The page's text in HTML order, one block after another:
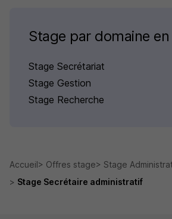
Stage par domaine
Stage Secrétariat
Stage Gestion
Stage Recherche
Accueil Offres stage
Stage
Stage Secrétaire administratif